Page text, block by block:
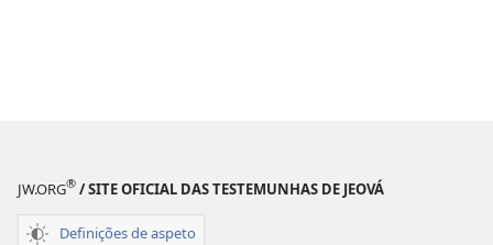
JW.ORG® / SITE OFICIAL DAS TESTEMUNHAS DE JEOVÁ
Definições de aspeto